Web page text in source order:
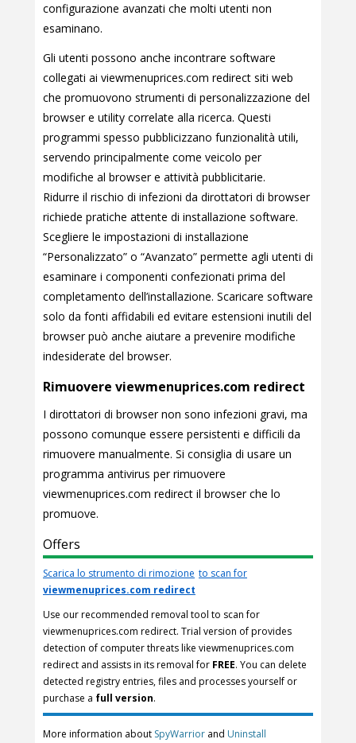
configurazione avanzati che molti utenti non
esaminano.
Gli utenti possono anche incontrare software
collegati ai viewmenuprices.com redirect siti web
che promuovono strumenti di personalizzazione del
browser e utility correlate alla ricerca. Questi
programmi spesso pubblicizzano funzionalità utili,
servendo principalmente come veicolo per
modifiche al browser e attività pubblicitarie.
Ridurre il rischio di infezioni da dirottatori di browser
richiede pratiche attente di installazione software.
Scegliere le impostazioni di installazione
“Personalizzato” o “Avanzato” permette agli utenti di
esaminare i componenti confezionati prima del
completamento dell’installazione. Scaricare software
solo da fonti affidabili ed evitare estensioni inutili del
browser può anche aiutare a prevenire modifiche
indesiderate del browser.
Rimuovere viewmenuprices.com redirect
I dirottatori di browser non sono infezioni gravi, ma
possono comunque essere persistenti e difficili da
rimuovere manualmente. Si consiglia di usare un
programma antivirus per rimuovere
viewmenuprices.com redirect il browser che lo
promuove.
Offers
Scarica lo strumento di rimozione to scan for
viewmenuprices.com redirect
Use our recommended removal tool to scan for
viewmenuprices.com redirect. Trial version of provides
detection of computer threats like viewmenuprices.com
redirect and assists in its removal for FREE. You can delete
detected registry entries, files and processes yourself or
purchase a full version.
More information about SpyWarrior and Uninstall